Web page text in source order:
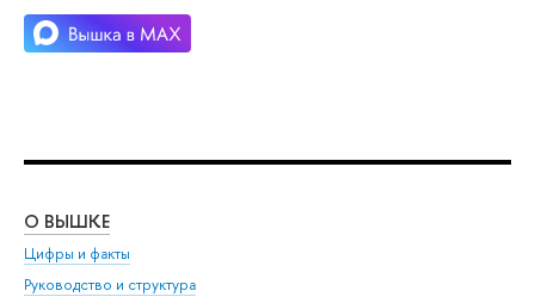
О ВЫШКЕ
Цифры и факты
Руководство и структура